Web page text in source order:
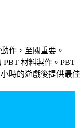
作，至關重要。
PBT 材料製作。PBT
時的遊戲後提供最佳